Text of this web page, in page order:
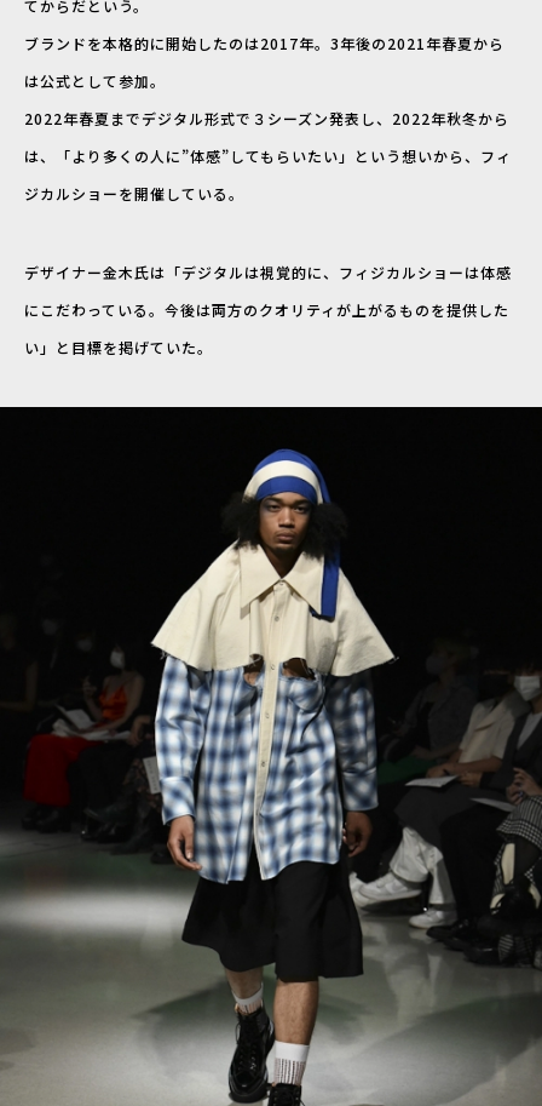
てからだという。
ブランドを本格的に開始したのは2017年。3年後の2021年春夏から
は公式として参加。
2022年春夏までデジタル形式で３シーズン発表し、2022年秋冬から
は、「より多くの人に”体感”してもらいたい」という想いから、フィ
ジカルショーを開催している。
デザイナー金木氏は「デジタルは視覚的に、フィジカルショーは体感
にこだわっている。今後は両方のクオリティが上がるものを提供した
い」と目標を掲げていた。